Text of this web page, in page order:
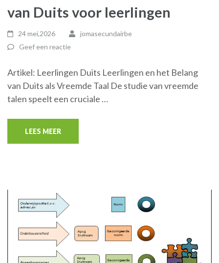
van Duits voor leerlingen
24 mei,2026
jomasecundairbe
Geef een reactie
Artikel: Leerlingen Duits Leerlingen en het Belang
van Duits als Vreemde Taal De studie van vreemde
talen speelt een cruciale …
LEES MEER